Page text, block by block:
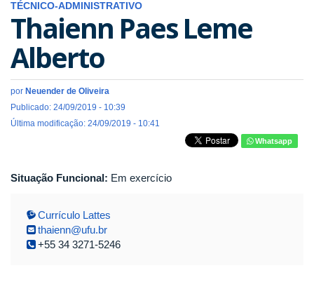
TÉCNICO-ADMINISTRATIVO
Thaienn Paes Leme
Alberto
por Neuender de Oliveira
Publicado: 24/09/2019 - 10:39
Última modificação: 24/09/2019 - 10:41
Whatsapp
Situação Funcional: Em exercício
Currículo Lattes
thaienn@ufu.br
+55 34 3271-5246